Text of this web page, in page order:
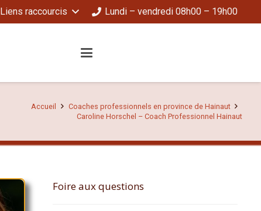
Liens raccourcis Lundi – vendredi 08h00 – 19h00
Accueil
Coaches professionnels en province de Hainaut
Caroline Horschel – Coach Professionnel Hainaut
Foire aux questions